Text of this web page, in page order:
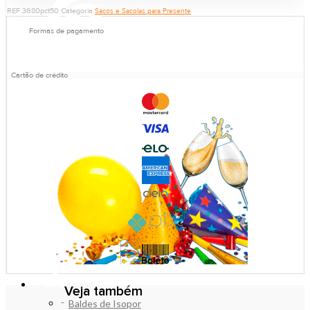
ISOPOR
Baldes de Isopor
REF 3680pct50 Categoria Sacos e Sacolas para Presente
Formas de pagamento
Cartão de crédito
Veja também